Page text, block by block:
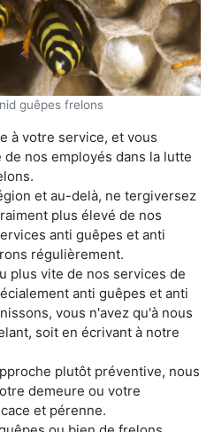
guêpes frelons
à votre service, et vous
nos employés dans la lutte
et au-delà, ne tergiversez
plus élevé de nos
anti guêpes et anti
régulièrement.
plus vite de nos services de
anti guêpes et anti
vous n'avez qu'à nous
soit en écrivant à notre
plutôt préventive, nous
demeure ou votre
et pérenne.